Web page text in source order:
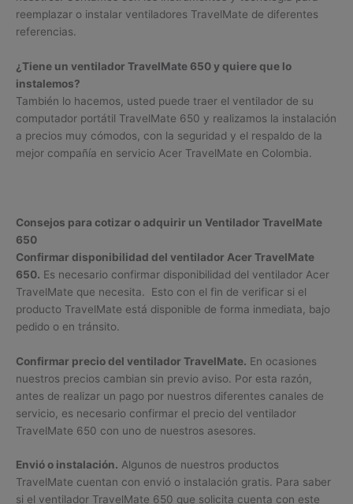
reemplazar o instalar ventiladores TravelMate de diferentes
referencias.
¿Tiene un ventilador TravelMate 650 y quiere que lo
instalemos?
También lo hacemos, usted puede traer el ventilador de su
computador portátil TravelMate 650 y realizamos la instalación
a precios muy cómodos, con la seguridad y el respaldo de la
mejor compañía en servicio Acer TravelMate en Colombia.
Consejos para cotizar o adquirir un Ventilador TravelMate
650
Confirmar disponibilidad del ventilador Acer TravelMate
650. Es necesario confirmar disponibilidad del ventilador Acer
TravelMate que necesita. Esto con el fin de verificar si el
producto TravelMate está disponible de forma inmediata, bajo
pedido o en tránsito.
Confirmar precio del ventilador TravelMate. En ocasiones
nuestros precios cambian sin previo aviso. Por esta razón,
antes de realizar un pago por nuestros diferentes canales de
servicio, es necesario confirmar el precio del ventilador
TravelMate 650 con uno de nuestros asesores.
Envió o instalación. Algunos de nuestros productos
TravelMate cuentan con envió o instalación gratis. Para saber
si el ventilador TravelMate 650 que solicita cuenta con este